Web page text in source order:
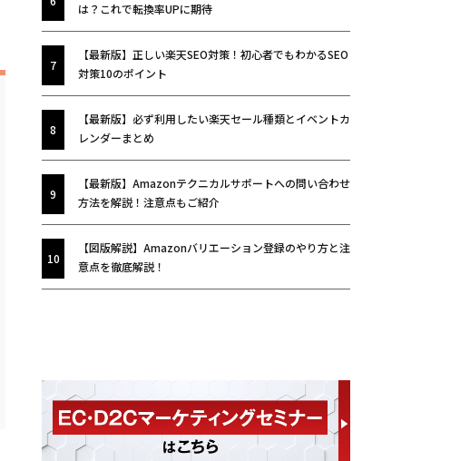
は？これで転換率UPに期待
【最新版】正しい楽天SEO対策！初心者でもわかるSEO
対策10のポイント
【最新版】必ず利用したい楽天セール種類とイベントカ
レンダーまとめ
【最新版】Amazonテクニカルサポートへの問い合わせ
方法を解説！注意点もご紹介
【図版解説】Amazonバリエーション登録のやり方と注
意点を徹底解説！